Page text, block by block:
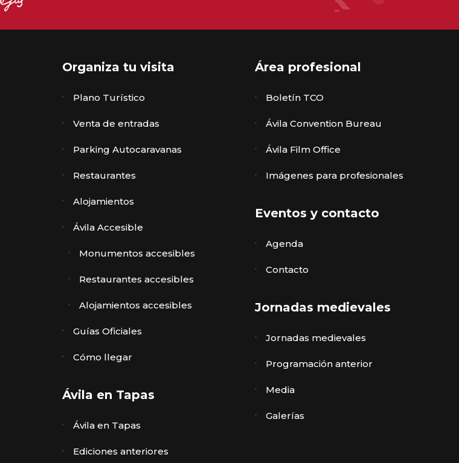
Organiza tu visita
Plano Turístico
Venta de entradas
Parking Autocaravanas
Restaurantes
Alojamientos
Ávila Accesible
Monumentos accesibles
Restaurantes accesibles
Alojamientos accesibles
Guías Oficiales
Cómo llegar
Ávila en Tapas
Ávila en Tapas
Ediciones anteriores
Área profesional
Boletín TCO
Ávila Convention Bureau
Ávila Film Office
Imágenes para profesionales
Eventos y contacto
Agenda
Contacto
Jornadas medievales
Jornadas medievales
Programación anterior
Media
Galerías